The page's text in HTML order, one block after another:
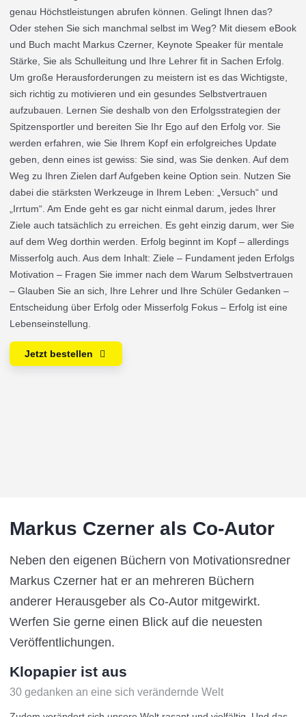
genau Höchstleistungen abrufen können. Gelingt Ihnen das?
Oder stehen Sie sich manchmal selbst im Weg? Mit diesem eBook
und Buch macht Markus Czerner, Keynote Speaker für mentale
Stärke, Sie als Schulleitung und Ihre Lehrer fit in Sachen Erfolg.
Um große Herausforderungen zu meistern ist es das Wichtigste,
sich richtig zu motivieren und ein gesundes Selbstvertrauen
aufzubauen. Lernen Sie deshalb von den Erfolgsstrategien der
Spitzensportler und bereiten Sie Ihr Ego auf den Erfolg vor. Sie
werden erfahren, wie Sie Ihrem Kopf ein erfolgreiches Update
geben, denn eines ist gewiss: Sie sind, was Sie denken. Auf dem
Weg zu Ihren Zielen darf Aufgeben keine Option sein. Nutzen Sie
dabei die stärksten Werkzeuge in Ihrem Leben: „Versuch“ und
„Irrtum“. Am Ende geht es gar nicht einmal darum, jedes Ihrer
Ziele auch tatsächlich zu erreichen. Es geht einzig darum, wer Sie
auf dem Weg dorthin werden. Erfolg beginnt im Kopf – allerdings
Misserfolg auch. Aus dem Inhalt: Ziele – Fundament jeden Erfolgs
Motivation – Fragen Sie immer nach dem Warum Selbstvertrauen
– Glauben Sie an sich, Ihre Lehrer und Ihre Schüler Gedanken –
Entscheidung über Erfolg oder Misserfolg Fokus – Erfolg ist eine
Lebenseinstellung.
Jetzt bestellen
Markus Czerner als Co-Autor
Neben den eigenen Büchern von Motivationsredner
Markus Czerner hat er an mehreren Büchern
anderer Herausgeber als Co-Autor mitgewirkt.
Werfen Sie gerne einen Blick auf die neuesten
Veröffentlichungen.
Klopapier ist aus
30 gedanken an eine sich verändernde Welt